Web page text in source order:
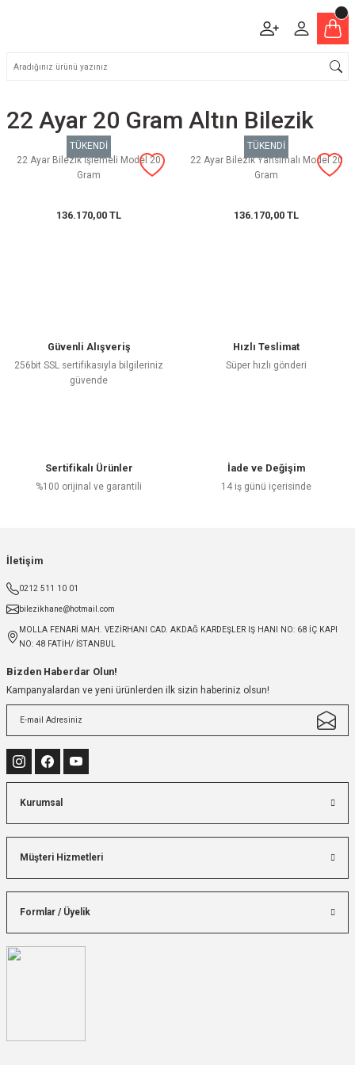
22 Ayar 20 Gram Altın Bilezik
TÜKENDİ
22 Ayar Bilezik İşlemeli Model 20
Gram
136.170,00 TL
TÜKENDİ
22 Ayar Bilezik Yansımalı Model 20
Gram
136.170,00 TL
Güvenli Alışveriş
256bit SSL sertifikasıyla bilgileriniz
güvende
Hızlı Teslimat
Süper hızlı gönderi
Sertifikalı Ürünler
%100 orijinal ve garantili
İade ve Değişim
14 iş günü içerisinde
İletişim
0212 511 10 01
bilezikhane@hotmail.com
MOLLA FENARİ MAH. VEZİRHANI CAD. AKDAĞ KARDEŞLER IŞ HANI NO: 68 İÇ KAPI
NO: 48 FATİH/ İSTANBUL
Bizden Haberdar Olun!
Kampanyalardan ve yeni ürünlerden ilk sizin haberiniz olsun!
Kurumsal
Müşteri Hizmetleri
Formlar / Üyelik